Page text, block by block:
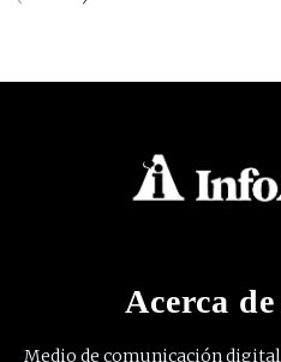
Acerca
Medio de comunicación